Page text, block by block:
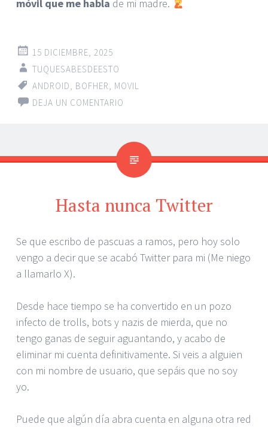
móvil que me habla de mi madre.
15 DICIEMBRE, 2025
TUQUESABESDEESTO
ANDROID, BOFHER, MOVIL
DEJA UN COMENTARIO
Hasta nunca Twitter
Se que escribo de pascuas a ramos, pero hoy solo
vengo a decir que se acabó Twitter para mi (Me niego
a llamarlo X).
Desde hace tiempo se ha convertido en un pozo
infecto de trolls, bots y nazis de mierda, que no
tengo ganas de seguir aguantando, y acabo de
eliminar mi cuenta definitivamente. Si veis a alguien
con mi nombre de usuario, que sepáis que no soy
yo.
Puede que algún día abra cuenta en alguna otra red